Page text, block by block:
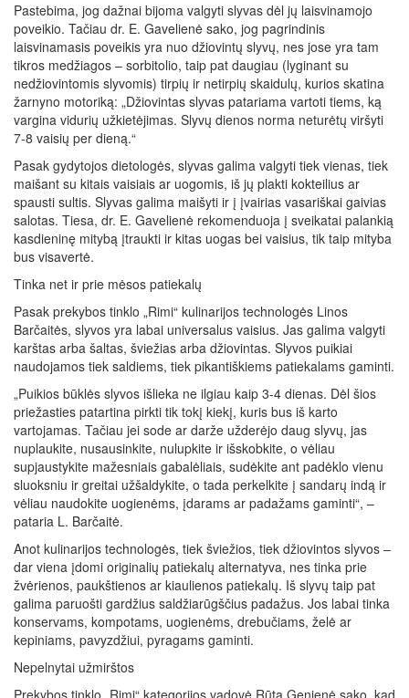
Pastebima, jog dažnai bijoma valgyti slyvas dėl jų laisvinamojo
poveikio. Tačiau dr. E. Gavelienė sako, jog pagrindinis
laisvinamasis poveikis yra nuo džiovintų slyvų, nes jose yra tam
tikros medžiagos – sorbitolio, taip pat daugiau (lyginant su
nedžiovintomis slyvomis) tirpių ir netirpių skaidulų, kurios skatina
žarnyno motoriką: „Džiovintas slyvas patariama vartoti tiems, ką
vargina vidurių užkietėjimas. Slyvų dienos norma neturėtų viršyti
7-8 vaisių per dieną.“
Pasak gydytojos dietologės, slyvas galima valgyti tiek vienas, tiek
maišant su kitais vaisiais ar uogomis, iš jų plakti kokteilius ar
spausti sultis. Slyvas galima maišyti ir į įvairias vasariškai gaivias
salotas. Tiesa, dr. E. Gavelienė rekomenduoja į sveikatai palankią
kasdieninę mitybą įtraukti ir kitas uogas bei vaisius, tik taip mityba
bus visavertė.
Tinka net ir prie mėsos patiekalų
Pasak prekybos tinklo „Rimi“ kulinarijos technologės Linos
Barčaitės, slyvos yra labai universalus vaisius. Jas galima valgyti
karštas arba šaltas, šviežias arba džiovintas. Slyvos puikiai
naudojamos tiek saldiems, tiek pikantiškiems patiekalams gaminti.
„Puikios būklės slyvos išlieka ne ilgiau kaip 3-4 dienas. Dėl šios
priežasties patartina pirkti tik tokį kiekį, kuris bus iš karto
vartojamas. Tačiau jei sode ar darže užderėjo daug slyvų, jas
nuplaukite, nusausinkite, nulupkite ir išskobkite, o vėliau
supjaustykite mažesniais gabalėliais, sudėkite ant padėklo vienu
sluoksniu ir greitai užšaldykite, o tada perkelkite į sandarų indą ir
vėliau naudokite uogienėms, įdarams ar padažams gaminti“, –
pataria L. Barčaitė.
Anot kulinarijos technologės, tiek šviežios, tiek džiovintos slyvos –
dar viena įdomi originalių patiekalų alternatyva, nes tinka prie
žvėrienos, paukštienos ar kiaulienos patiekalų. Iš slyvų taip pat
galima paruošti gardžius saldžiarūgščius padažus. Jos labai tinka
konservams, kompotams, uogienėms, drebučiams, želė ar
kepiniams, pavyzdžiui, pyragams gaminti.
Nepelnytai užmirštos